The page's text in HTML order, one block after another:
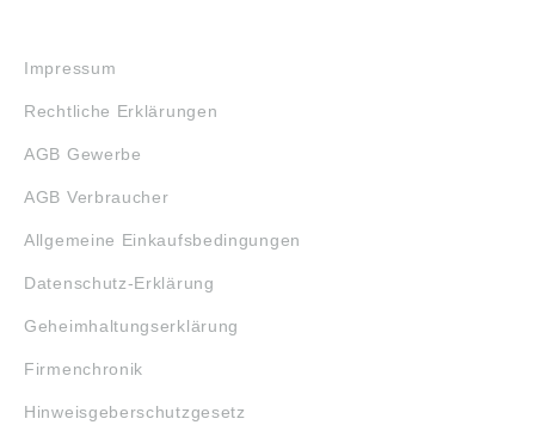
Impressum
Rechtliche Erklärungen
AGB Gewerbe
AGB Verbraucher
Allgemeine Einkaufsbedingungen
Datenschutz-Erklärung
Geheimhaltungserklärung
Firmenchronik
Hinweisgeberschutzgesetz